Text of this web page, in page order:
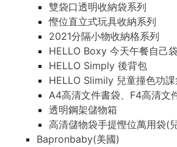
雙袋口透明收納袋系列
慳位直立式玩具收納系列
2021分隔小物收納格系列
HELLO Boxy 今天午餐自己袋
HELLO Simply 後背包
HELLO Slimily 兒童撞色功課
A4高清文件書袋、F4高清文
透明鋼架儲物箱
高清儲物袋手提慳位萬用袋(
Bapronbaby(美國)